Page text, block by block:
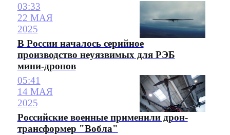
03:33
22 МАЯ
2025
В России началось серийное
производство неуязвимых для РЭБ
мини-дронов
05:41
14 МАЯ
2025
Российские военные применили дрон-
трансформер "Вобла"